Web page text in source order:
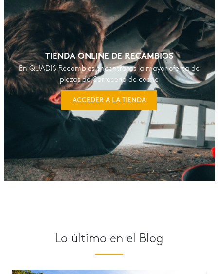
TIENDA ONLINE DE RECAMBIOS
En QUADIS Recambios encontrarás la mayor oferta de
piezas de Carrocería de coche
ACCEDER A LA TIENDA
Lo último en el Blog